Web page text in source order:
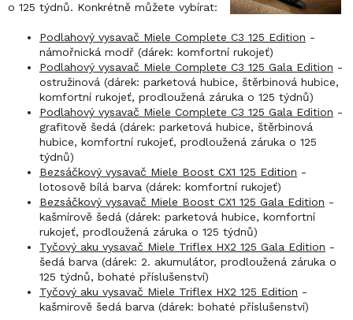
o 125 týdnů. Konkrétně můžete vybírat:
Podlahový vysavač Miele Complete C3 125 Edition -
námořnická modř (dárek: komfortní rukojeť)
Podlahový vysavač Miele Complete C3 125 Gala Edition -
ostružinová (dárek: parketová hubice, štěrbinová hubice,
komfortní rukojeť, prodloužená záruka o 125 týdnů)
Podlahový vysavač Miele Complete C3 125 Gala Edition -
grafitově šedá (dárek: parketová hubice, štěrbinová
hubice, komfortní rukojeť, prodloužená záruka o 125
týdnů)
Bezsáčkový vysavač Miele Boost CX1 125 Edition -
lotosově bílá barva (dárek: komfortní rukojeť)
Bezsáčkový vysavač Miele Boost CX1 125 Gala Edition -
kašmírově šedá (dárek: parketová hubice, komfortní
rukojeť, prodloužená záruka o 125 týdnů)
Tyčový aku vysavač Miele Triflex HX2 125 Gala Edition -
šedá barva (dárek: 2. akumulátor, prodloužená záruka o
125 týdnů, bohaté příslušenství)
Tyčový aku vysavač Miele Triflex HX2 125 Edition -
kašmirově šedá barva (dárek: bohaté příslušenství)